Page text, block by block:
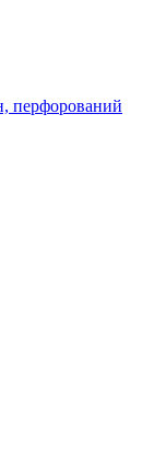
перфорований